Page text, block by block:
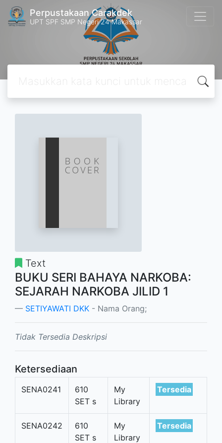
Perpustakaan Carakdek
UPT SPF SMP Negeri 24 Makassar
Text
BUKU SERI BAHAYA NARKOBA:
SEJARAH NARKOBA JILID 1
SETIYAWATI DKK - Nama Orang;
Tidak Tersedia Deskripsi
Ketersediaan
SENA0241
610
SET s
My
Library
Tersedia
SENA0242
610
SET s
My
Library
Tersedia